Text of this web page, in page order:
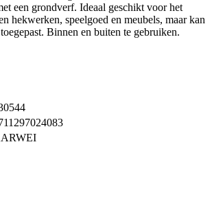
een grondverf. Ideaal geschikt voor het
hekwerken, speelgoed en meubels, maar kan
Binnen en buiten te gebruiken.